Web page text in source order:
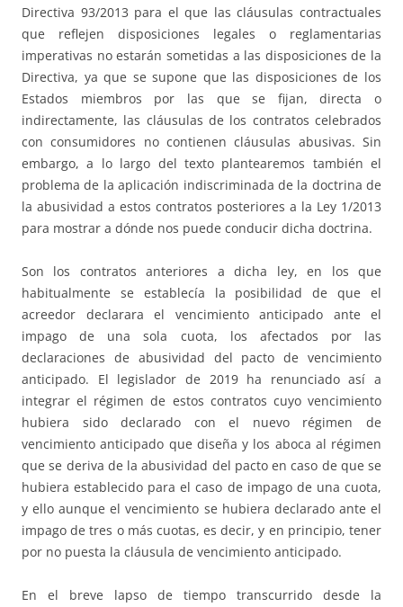
Directiva 93/2013 para el que las cláusulas contractuales
que reflejen disposiciones legales o reglamentarias
imperativas no estarán sometidas a las disposiciones de la
Directiva, ya que se supone que las disposiciones de los
Estados miembros por las que se fijan, directa o
indirectamente, las cláusulas de los contratos celebrados
con consumidores no contienen cláusulas abusivas. Sin
embargo, a lo largo del texto plantearemos también el
problema de la aplicación indiscriminada de la doctrina de
la abusividad a estos contratos posteriores a la Ley 1/2013
para mostrar a dónde nos puede conducir dicha doctrina.
Son los contratos anteriores a dicha ley, en los que
habitualmente se establecía la posibilidad de que el
acreedor declarara el vencimiento anticipado ante el
impago de una sola cuota, los afectados por las
declaraciones de abusividad del pacto de vencimiento
anticipado. El legislador de 2019 ha renunciado así a
integrar el régimen de estos contratos cuyo vencimiento
hubiera sido declarado con el nuevo régimen de
vencimiento anticipado que diseña y los aboca al régimen
que se deriva de la abusividad del pacto en caso de que se
hubiera establecido para el caso de impago de una cuota,
y ello aunque el vencimiento se hubiera declarado ante el
impago de tres o más cuotas, es decir, y en principio, tener
por no puesta la cláusula de vencimiento anticipado.
En el breve lapso de tiempo transcurrido desde la